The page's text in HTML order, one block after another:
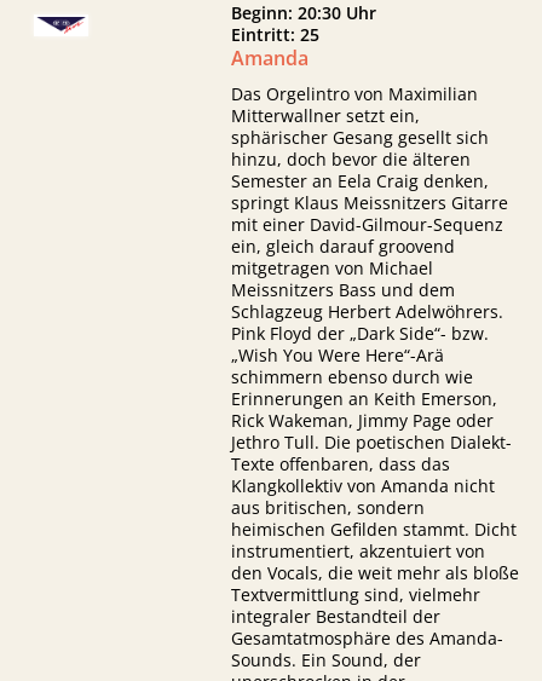
Beginn: 20:30 Uhr
Eintritt: 25
Amanda
Das Orgelintro von Maximilian
Mitterwallner setzt ein,
sphärischer Gesang gesellt sich
hinzu, doch bevor die älteren
Semester an Eela Craig denken,
springt Klaus Meissnitzers Gitarre
mit einer David-Gilmour-Sequenz
ein, gleich darauf groovend
mitgetragen von Michael
Meissnitzers Bass und dem
Schlagzeug Herbert Adelwöhrers.
Pink Floyd der „Dark Side“- bzw.
„Wish You Were Here“-Arä
schimmern ebenso durch wie
Erinnerungen an Keith Emerson,
Rick Wakeman, Jimmy Page oder
Jethro Tull. Die poetischen Dialekt-
Texte offenbaren, dass das
Klangkollektiv von Amanda nicht
aus britischen, sondern
heimischen Gefilden stammt. Dicht
instrumentiert, akzentuiert von
den Vocals, die weit mehr als bloße
Textvermittlung sind, vielmehr
integraler Bestandteil der
Gesamtatmosphäre des Amanda-
Sounds. Ein Sound, der